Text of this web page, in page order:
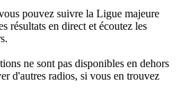
pouvez suivre la Ligue majeure
résultats en direct et écoutez les
ne sont pas disponibles en dehors
d'autres radios, si vous en trouvez